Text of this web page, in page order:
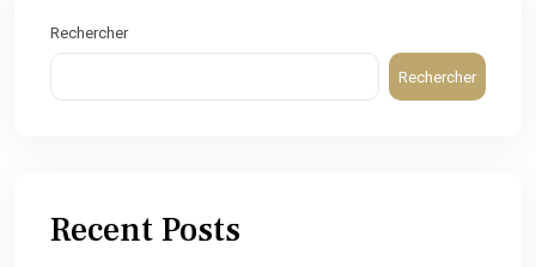
Rechercher
Rechercher
Recent Posts